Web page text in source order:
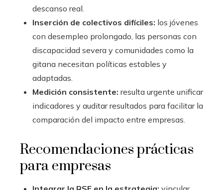
descanso real.
Inserción de colectivos difíciles: los jóvenes
con desempleo prolongado, las personas con
discapacidad severa y comunidades como la
gitana necesitan políticas estables y
adaptadas.
Medición consistente: resulta urgente unificar
indicadores y auditar resultados para facilitar la
comparación del impacto entre empresas.
Recomendaciones prácticas
para empresas